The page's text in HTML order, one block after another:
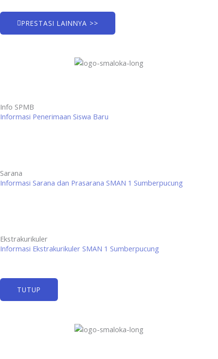
PRESTASI LAINNYA >>
Info SPMB
Informasi Penerimaan Siswa Baru
Sarana
Informasi Sarana dan Prasarana SMAN 1 Sumberpucung
Ekstrakurikuler
Informasi Ekstrakurikuler SMAN 1 Sumberpucung
TUTUP